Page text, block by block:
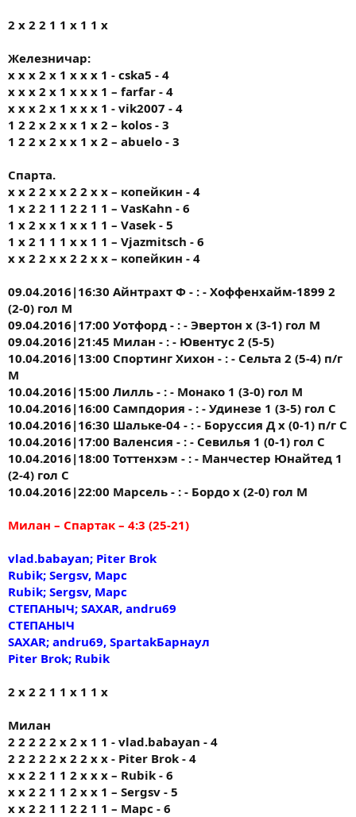
2 х 2 2 1 1 х 1 1 х
Железничар:
x x x 2 x 1 x x x 1 - cska5 - 4
x x x 2 x 1 x x x 1 – farfar - 4
x x x 2 x 1 x x x 1 - vik2007 - 4
1 2 2 x 2 x x 1 x 2 – kolos - 3
1 2 2 x 2 x x 1 x 2 – abuelo - 3
Спарта.
х х 2 2 х х 2 2 х х – копейкин - 4
1 х 2 2 1 1 2 2 1 1 – VasKahn - 6
1 x 2 x x 1 x x 1 1 – Vasek - 5
1 х 2 1 1 1 х х 1 1 – Vjazmitsch - 6
х х 2 2 х х 2 2 х х – копейкин - 4
09.04.2016|16:30 Айнтрахт Ф - : - Хоффенхайм-1899 2
(2-0) гол М
09.04.2016|17:00 Уотфорд - : - Эвертон х (3-1) гол М
09.04.2016|21:45 Милан - : - Ювентус 2 (5-5)
10.04.2016|13:00 Спортинг Хихон - : - Сельта 2 (5-4) п/г
М
10.04.2016|15:00 Лилль - : - Монако 1 (3-0) гол М
10.04.2016|16:00 Сампдория - : - Удинезе 1 (3-5) гол С
10.04.2016|16:30 Шальке-04 - : - Боруссия Д х (0-1) п/г С
10.04.2016|17:00 Валенсия - : - Севилья 1 (0-1) гол С
10.04.2016|18:00 Тоттенхэм - : - Манчестер Юнайтед 1
(2-4) гол С
10.04.2016|22:00 Марсель - : - Бордо х (2-0) гол М
Милан – Спартак – 4:3 (25-21)
vlad.babayan; Piter Brok
Rubik; Sergsv, Марс
Rubik; Sergsv, Марс
СТЕПАНЫЧ; SAXAR, andru69
СТЕПАНЫЧ
SAXAR; andru69, SpartakБарнаул
Piter Brok; Rubik
2 х 2 2 1 1 х 1 1 х
Милан
2 2 2 2 2 х 2 х 1 1 - vlad.babayan - 4
2 2 2 2 2 x 2 2 x x - Piter Brok - 4
х х 2 2 1 1 2 х х х – Rubik - 6
х х 2 2 1 1 2 х х 1 – Sergsv - 5
х х 2 2 1 1 2 2 1 1 – Марс - 6